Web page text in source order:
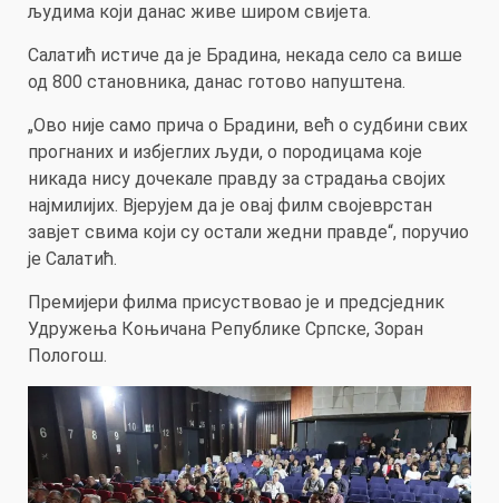
људима који данас живе широм свијета.
Салатић истиче да је Брадина, некада село са више
од 800 становника, данас готово напуштена.
„Ово није само прича о Брадини, већ о судбини свих
прогнаних и избјеглих људи, о породицама које
никада нису дочекале правду за страдања својих
најмилијих. Вјерујем да је овај филм својеврстан
завјет свима који су остали жедни правде“, поручио
је Салатић.
Премијери филма присуствовао је и предсједник
Удружења Коњичана Републике Српске, Зоран
Пологош.